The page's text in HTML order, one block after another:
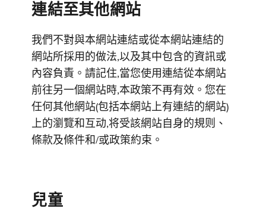
連結至其他網站
我們不對與本網站連結或從本網站連結的
網站所採用的做法,以及其中包含的資訊或
內容負責。請記住,當您使用連結從本網站
前往另一個網站時,本政策不再有效。您在
任何其他網站(包括本網站上有連結的網站)
上的瀏覽和互动,将受該網站自身的規则、
條款及條件和/或政策約束。
兒童